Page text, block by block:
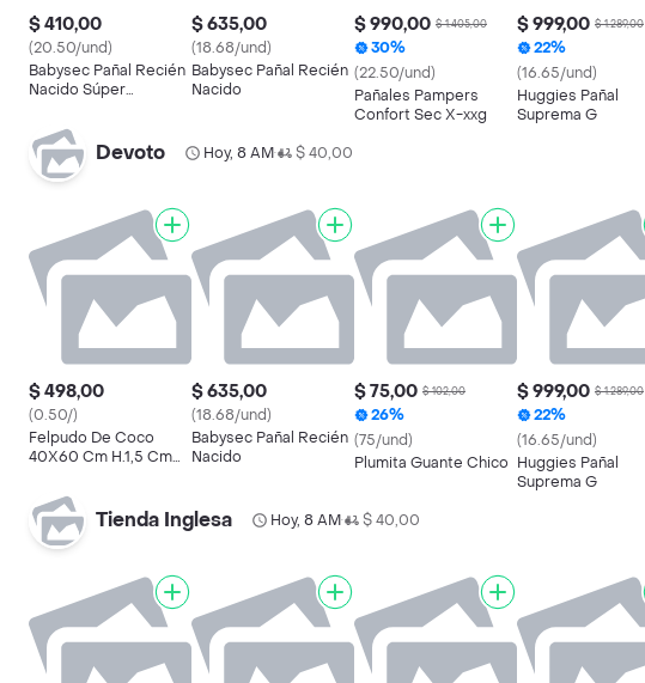
$ 410,00
(20.50/und)
Babysec Pañal Recién
Nacido Súper
$ 635,00
(18.68/und)
Babysec Pañal Recién
Nacido
$ 990,00 $ 1.405,00
30%
(22.50/und)
Pañales Pampers
Confort Sec X-xxg
$ 999,00 $ 1.289,00
22%
(16.65/und)
Huggies Pañal
Suprema G
Devoto Hoy, 8 AM• $ 40,00
$ 498,00
(0.50/)
Felpudo De Coco
40X60 Cm H.1,5 Cm
$ 635,00
(18.68/und)
Babysec Pañal Recién
Nacido
$ 75,00 $ 102,00
26%
(75/und)
Plumita Guante Chico
$ 999,00 $ 1.289,00
22%
(16.65/und)
Huggies Pañal
Suprema G
Tienda Inglesa Hoy, 8 AM• $ 40,00